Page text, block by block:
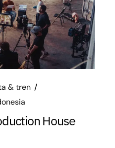
& tren
House